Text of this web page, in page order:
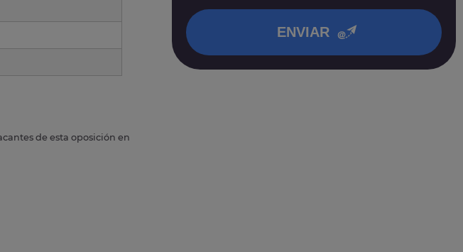
de esta oposición en
ENVIAR